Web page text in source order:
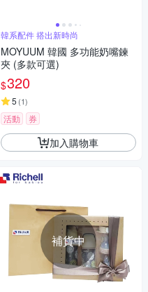
韓系配件 搭出新時尚
MOYUUM 韓國 多功能奶嘴鍊
夾 (多款可選)
$320
5 (1)
活動 券
加入購物車
補貨中